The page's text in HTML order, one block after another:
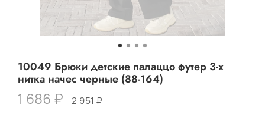
10049 Брюки детские палаццо футер 3-х
нитка начес черные (88-164)
1 686 ₽ 2 951 ₽